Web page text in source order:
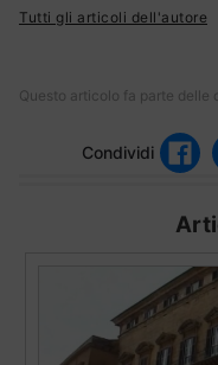
Tutti gli articoli dell'autore
Questo articolo fa parte delle
Condividi